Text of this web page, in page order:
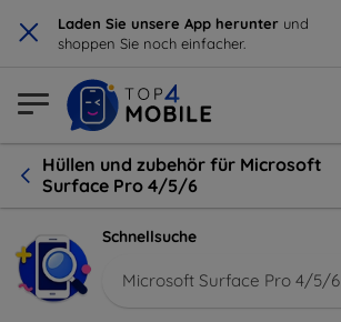
× Laden Sie unsere App herunter und
shoppen Sie noch einfacher.
Hüllen und zubehör für Microsoft
Surface Pro 4/5/6
Schnellsuche
Microsoft Surface Pro 4/5/6